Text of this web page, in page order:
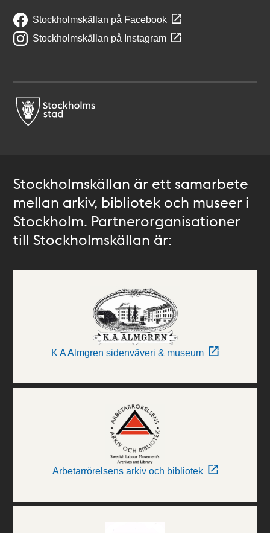
Stockholmskällan på Facebook
Stockholmskällan på Instagram
Stockholmskällan är ett samarbete
mellan arkiv, bibliotek och museer i
Stockholm. Partnerorganisationer
till Stockholmskällan är:
K A Almgren sidenväveri & museum
Arbetarrörelsens arkiv och bibliotek